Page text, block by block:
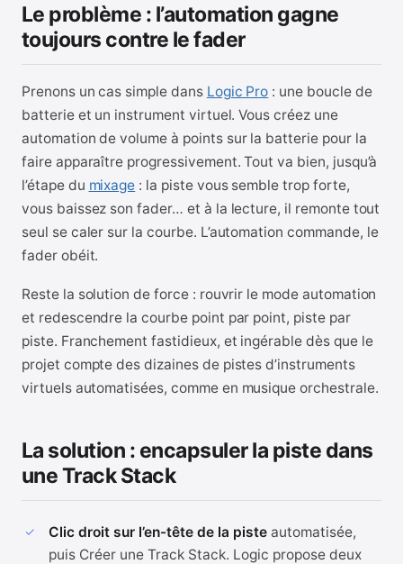
Le problème : l’automation gagne
toujours contre le fader
Prenons un cas simple dans Logic Pro : une boucle de
batterie et un instrument virtuel. Vous créez une
automation de volume à points sur la batterie pour la
faire apparaître progressivement. Tout va bien, jusqu’à
l’étape du mixage : la piste vous semble trop forte,
vous baissez son fader… et à la lecture, il remonte tout
seul se caler sur la courbe. L’automation commande, le
fader obéit.
Reste la solution de force : rouvrir le mode automation
et redescendre la courbe point par point, piste par
piste. Franchement fastidieux, et ingérable dès que le
projet compte des dizaines de pistes d’instruments
virtuels automatisées, comme en musique orchestrale.
La solution : encapsuler la piste dans
une Track Stack
Clic droit sur l’en-tête de la piste automatisée,
puis Créer une Track Stack. Logic propose deux